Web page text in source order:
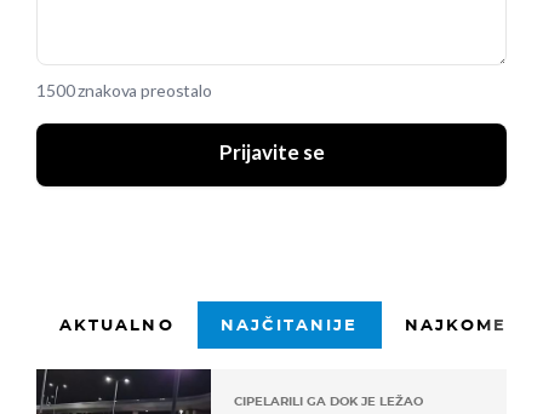
1500 znakova preostalo
Prijavite se
AKTUALNO NAJČITANIJE
CIPELARILI GA DOK JE LEŽAO